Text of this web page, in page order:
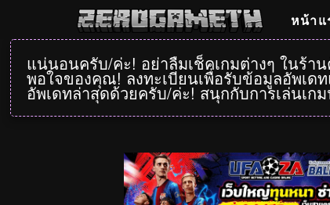
หน้าแ
แน่นอนครับ/ค่ะ! อย่าลืมเช็คเกมต่างๆ ในร้า
พอใจของคุณ! ลงทะเบียนเพื่อรับข้อมูลอัพเด
อัพเดทล่าสุดด้วยครับ/ค่ะ! สนุกกับการเล่นเก